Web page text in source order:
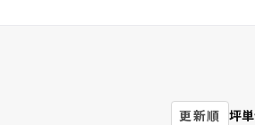
更新順 坪